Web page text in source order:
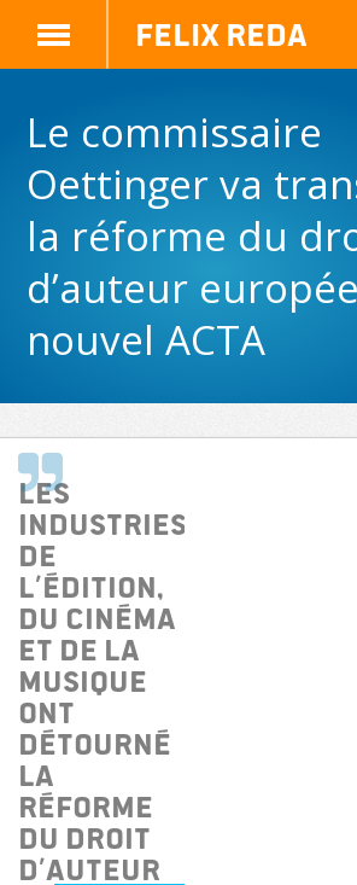
Felix Reda
Le commissaire
Oettinger va
la réforme du
d’auteur
nouvel ACTA
Les
industries
de
l’édition,
du cinéma
et de la
musique
ont
détourné
la
réforme
du droit
d’auteur